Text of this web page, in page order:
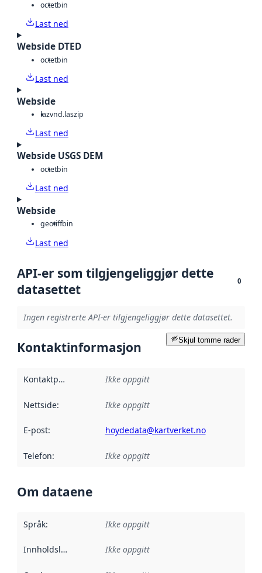
octetbin
Last ned
Webside DTED
octetbin
Last ned
Webside
lazvnd.laszip
Last ned
Webside USGS DEM
octetbin
Last ned
Webside
geotiffbin
Last ned
API-er som tilgjengeliggjør dette
datasettet
0
Ingen registrerte API-er tilgjengeliggjør dette datasettet.
Skjul tomme rader
Kontaktinformasjon
Kontaktpunkt Ikke oppgitt
Nettside: Ikke oppgitt
E-post: hoydedata@kartverket.no
Telefon: Ikke oppgitt
Om dataene
Språk: Ikke oppgitt
Innholdsleverandører :
Ikke oppgitt